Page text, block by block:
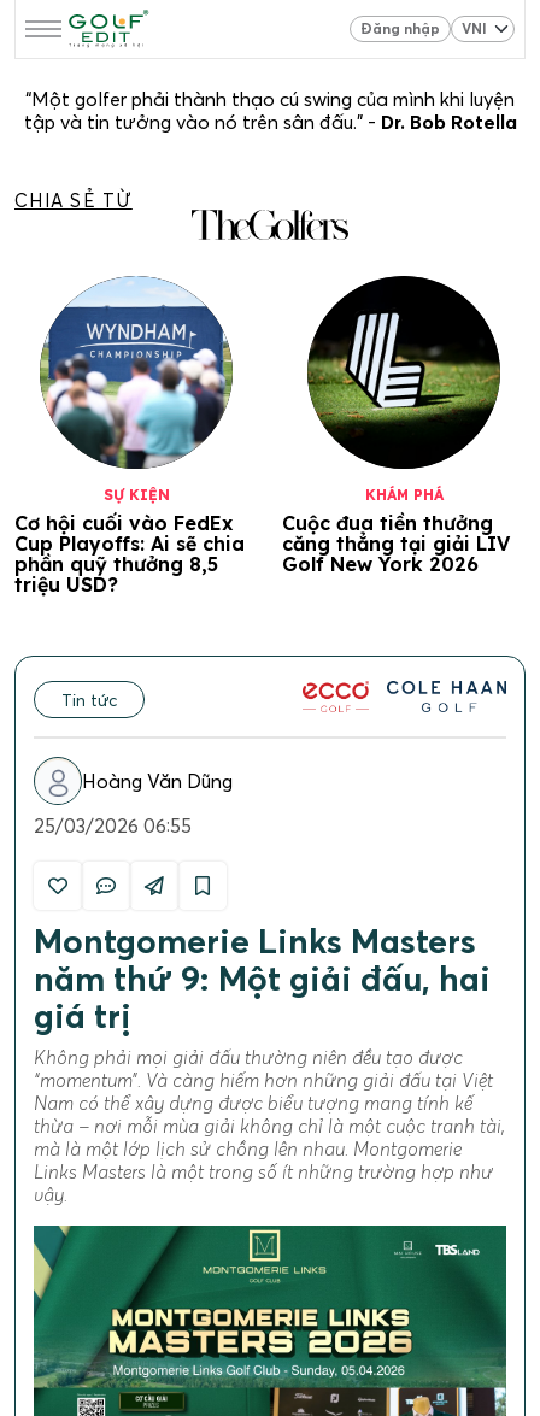
Đăng nhập
“Một golfer phải thành thạo cú swing của mình khi luyện
tập và tin tưởng vào nó trên sân đấu.” - Dr. Bob Rotella
CHIA SẺ TỪ
SỰ KIỆN
Cơ hội cuối vào FedEx
Cup Playoffs: Ai sẽ chia
phần quỹ thưởng 8,5
triệu USD?
KHÁM PHÁ
Cuộc đua tiền thưởng
căng thẳng tại giải LIV
Golf New York 2026
Tin tức
Hoàng Văn Dũng
25/03/2026 06:55
Montgomerie Links Masters
năm thứ 9: Một giải đấu, hai
giá trị
Không phải mọi giải đấu thường niên đều tạo được
“momentum”. Và càng hiếm hơn những giải đấu tại Việt
Nam có thể xây dựng được biểu tượng mang tính kế
thừa – nơi mỗi mùa giải không chỉ là một cuộc tranh tài,
mà là một lớp lịch sử chồng lên nhau. Montgomerie
Links Masters là một trong số ít những trường hợp như
vậy.